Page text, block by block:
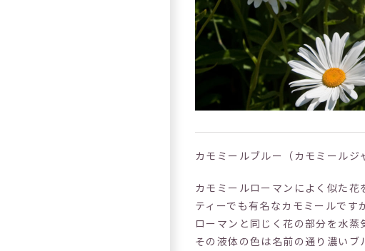
カモミールブルー（カモミー
カモミールローマンによく似た
ティーでも有名なカモミールです
ローマンと同じく花の部分を水蒸
その液体の色は名前の通り濃いブ